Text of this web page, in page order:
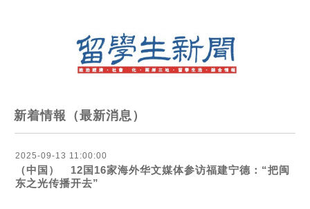
新着情報（最新消息）
2025-09-13 11:00:00
（中国） 12国16家海外华文媒体参访福建宁德：“把闽
东之光传播开去”